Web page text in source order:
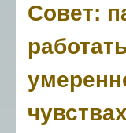
Совет: